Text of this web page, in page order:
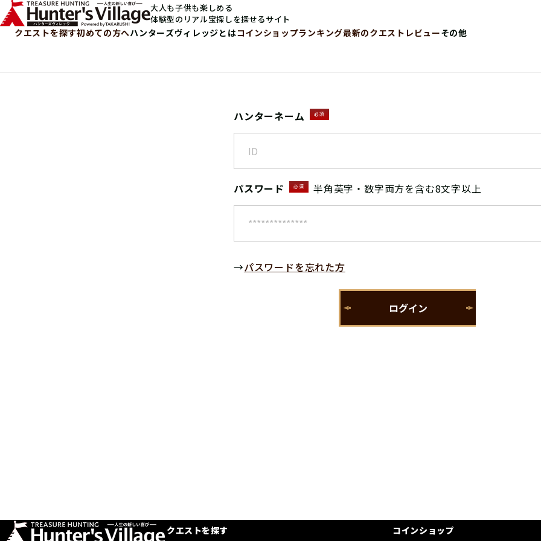
大人も子供も楽しめる
体験型のリアル宝探しを探せるサイト
クエストを探す初めての方へハンターズヴィレッジとはコインショップランキング最新のクエストレビューその他
ハンターネーム 必須
パスワード 必須 半角英字・数字両方を含む8文字以上
→パスワードを忘れた方
クエストを探す コインショップ